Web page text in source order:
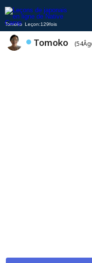
Tomoko Leçon:129fois
Tomoko